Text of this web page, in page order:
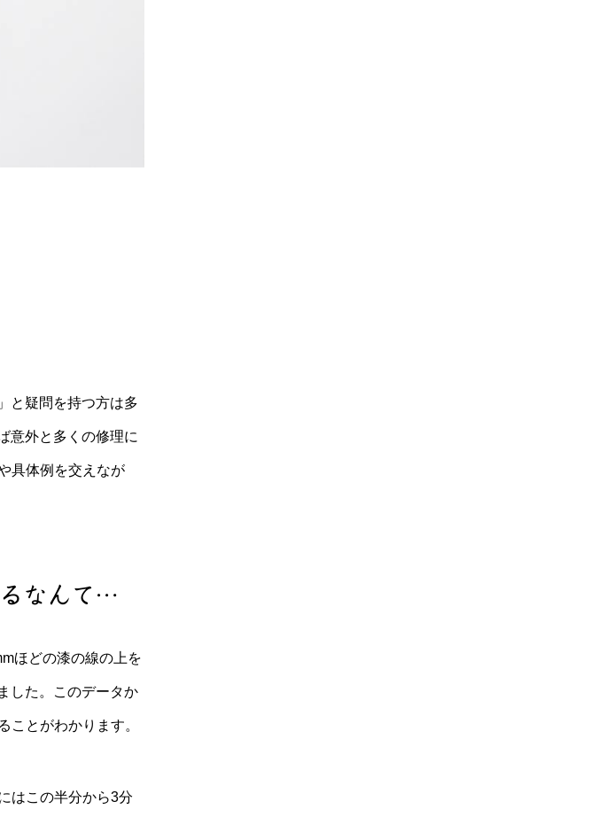
と疑問を持つ方は多
意外と多くの修理に
具体例を交えなが
なんて…
ほどの漆の線の上を
した。このデータか
ことがわかります。
はこの半分から3分